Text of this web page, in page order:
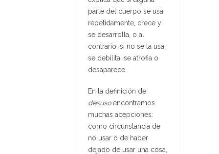
parte del cuerpo se usa
repetidamente, crece y
se desarrolla, o al
contrario, si no se la usa,
se debilita, se atrofia o
desaparece.
En la definición de
desusoencontramos
muchas acepciones:
como circunstancia de
no usar o de haber
dejado de usar una cosa,